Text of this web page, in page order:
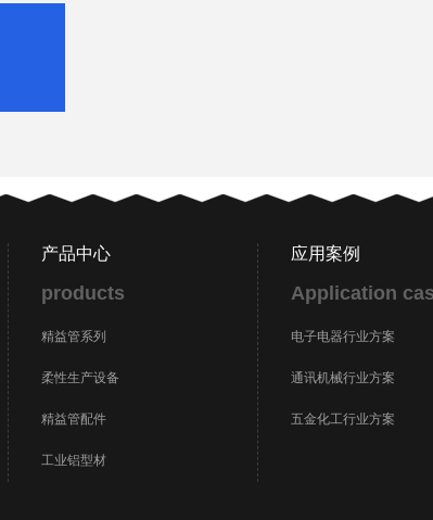
产品中心
products
精益管系列
柔性生产设备
精益管配件
工业铝型材
应用案例
Application
电子电器行业方案
通讯机械行业方案
五金化工行业方案